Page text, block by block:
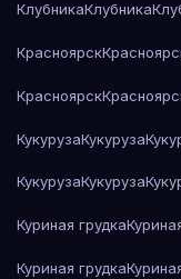
КлубникаКлубника
Красноярск
Красноярск
КукурузаКукуруза
КукурузаКукуруза
Куриная грудка
Куриная грудка